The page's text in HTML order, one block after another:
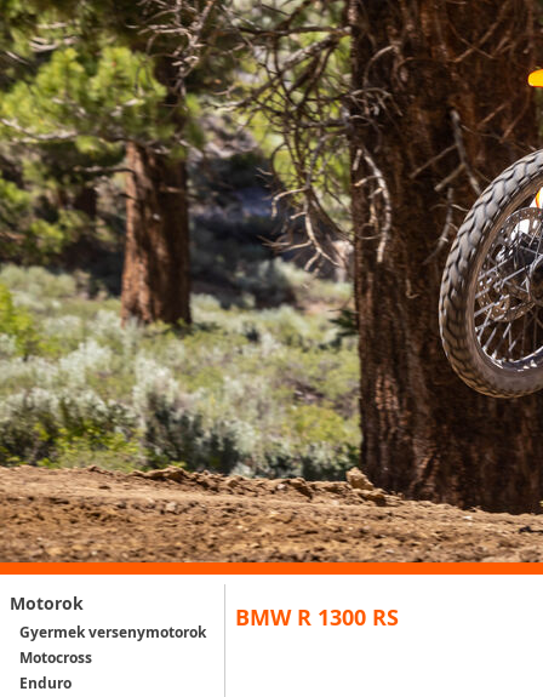
Motorok
Gyermek versenymotorok
Motocross
Enduro
BMW R 1300 RS